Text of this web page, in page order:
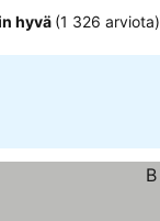
hyvä (1 326 arviota)